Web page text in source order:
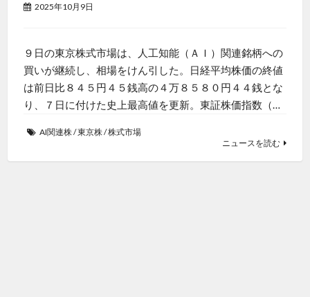
2025年10月9日
９日の東京株式市場は、人工知能（ＡＩ）関連銘柄への
買いが継続し、相場をけん引した。日経平均株価の終値
は前日比８４５円４５銭高の４万８５８０円４４銭とな
り、７日に付けた史上最高値を更新。東証株価指数（…
AI関連株/東京株/株式市場
ニュースを読む